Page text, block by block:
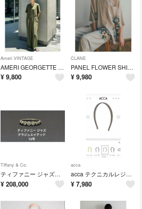
Ameri VINTAGE
AMERI GEORGETTE RELAX ROMPERS
¥ 9,800
CLANE
PANEL FLOWER SHIRT パネルフラワーシャツ CLANE
¥ 9,980
Tiffany & Co.
ティファニー ジャズグラジュエイテッド 13号
¥ 208,000
acca
acca テクニカルレジンナローカチューシャ ホワイトベージュ
¥ 7,980